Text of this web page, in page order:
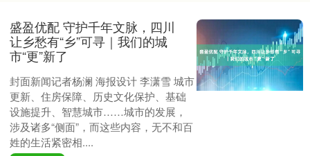
盛盈优配 守护千年文脉，四川
让乡愁有“乡”可寻｜我们的城
市“更”新了
封面新闻记者杨澜 海报设计 李潇雪 城市
更新、住房保障、历史文化保护、基础
设施提升、智慧城市……城市的发展，
涉及诸多“侧面”，而这些内容，无不和百
姓的生活紧密相....